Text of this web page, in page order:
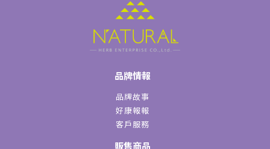
品牌情報
品牌故事
好康報報
客戶服務
販售商品